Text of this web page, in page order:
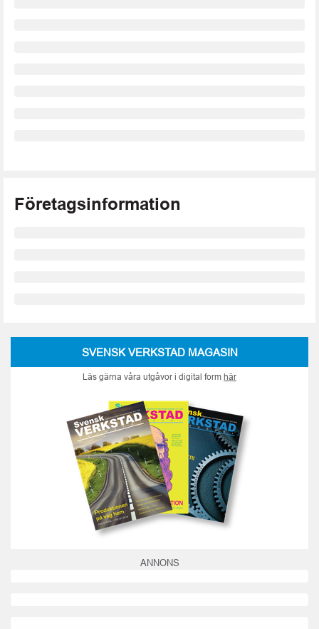
Företagsinformation
SVENSK VERKSTAD MAGASIN
Läs gärna våra utgåvor i digital form här
ANNONS